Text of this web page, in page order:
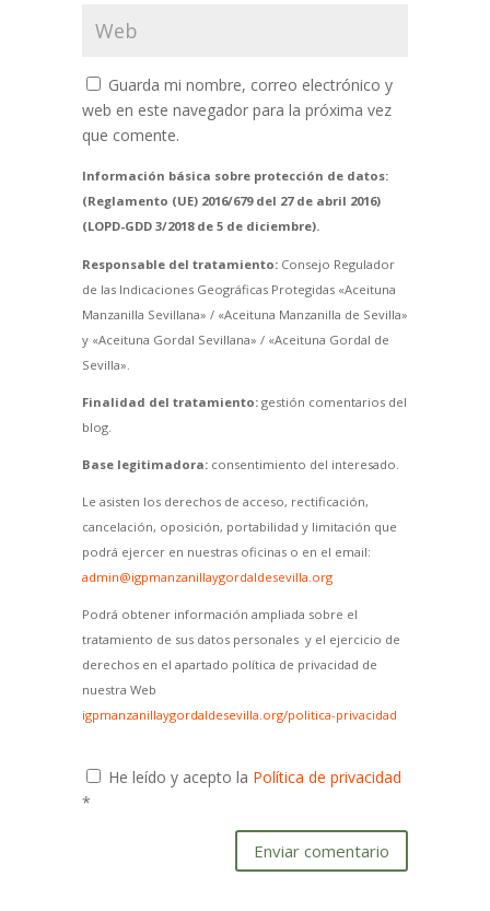
Guarda mi nombre, correo electrónico y
web en este navegador para la próxima vez
que comente.
Información básica sobre protección de datos:
(Reglamento (UE) 2016/679 del 27 de abril 2016)
(LOPD-GDD 3/2018 de 5 de diciembre).
Responsable del tratamiento:Consejo Regulador
de las Indicaciones Geográficas Protegidas «Aceituna
Manzanilla Sevillana» / «Aceituna Manzanilla de Sevilla»
y «Aceituna Gordal Sevillana» / «Aceituna Gordal de
Sevilla».
Finalidad del tratamiento:gestión comentarios del
blog.
Base legitimadora:consentimiento del interesado.
Le asisten los derechos de acceso, rectificación,
cancelación, oposición, portabilidad y limitación que
podrá ejercer en nuestras oficinas o en el email:
admin@igpmanzanillaygordaldesevilla.org
Podrá obtener información ampliada sobre el
tratamiento de sus datos personales y el ejercicio de
derechos en el apartado política de privacidad de
nuestra Web
igpmanzanillaygordaldesevilla.org/politica-privacidad
He leído y acepto la Política de privacidad
*
Enviar comentario